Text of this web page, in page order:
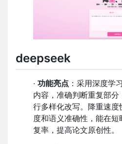
deepseek
· 功能亮点 ：采用深度学
内容，准确判断重复部
行多样化改写。降重速
度和语义准确性，能在
复率，提高论文原创性。